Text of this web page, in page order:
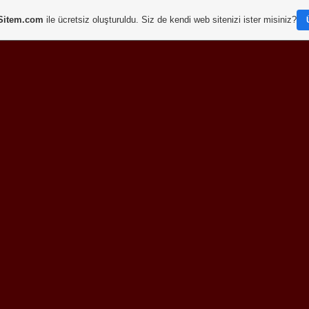
ile ücretsiz oluşturuldu. Siz de kendi web sitenizi ister misiniz?